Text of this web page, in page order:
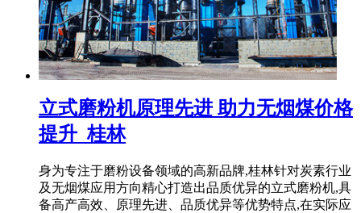
立式磨粉机原理先进 助力无烟煤价格
提升_桂林
身为专注于磨粉设备领域的高新品牌,桂林针对炭素行业
及无烟煤应用方向精心打造出品质优异的立式磨粉机,具
备高产高效、原理先进、品质优异等优势特点,在实际应